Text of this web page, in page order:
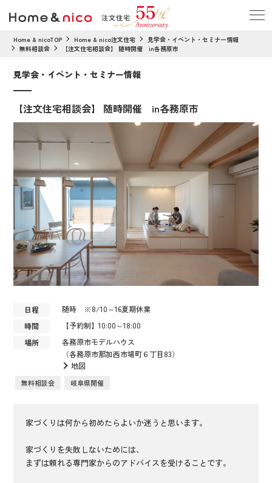
Home & nicoTOP Home & nico注文住宅
見学会・イベント・セミナー情報
無料相談会
【注文住宅相談会】 随時開催 in各務原市
見学会・イベント・セミナー情報
【注文住宅相談会】 随時開催 in各務原市
日程
随時 ※8/10～16夏期休業
時間
【予約制】10:00～18:00
場所
各務原市モデルハウス
（各務原市那加西市場町６丁目83）
地図
無料相談会 岐阜県開催
家づくりは何から初めたらよいか迷うと思います。
家づくりを失敗しないためには、
まずは頼れる専門家からのアドバイスを受けることです。